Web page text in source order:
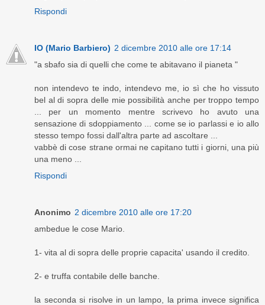
Rispondi
IO (Mario Barbiero) 2 dicembre 2010 alle ore 17:14
"a sbafo sia di quelli che come te abitavano il pianeta "
non intendevo te indo, intendevo me, io sì che ho vissuto
bel al di sopra delle mie possibilità anche per troppo tempo
... per un momento mentre scrivevo ho avuto una
sensazione di sdoppiamento ... come se io parlassi e io allo
stesso tempo fossi dall'altra parte ad ascoltare ...
vabbè di cose strane ormai ne capitano tutti i giorni, una più
una meno ...
Rispondi
Anonimo 2 dicembre 2010 alle ore 17:20
ambedue le cose Mario.
1- vita al di sopra delle proprie capacita' usando il credito.
2- e truffa contabile delle banche.
la seconda si risolve in un lampo, la prima invece significa